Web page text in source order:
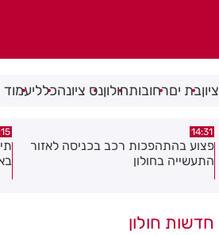
בת יםרחובותחולוןנס ציונהכללי
14:15
תיסלם ואתניקס הרימו את חולון
באוויר
חדשות חולון